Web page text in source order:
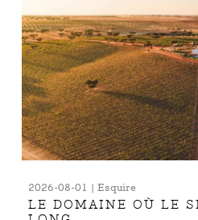
2026-08-01 | Esquire
LE DOMAINE OÙ LE